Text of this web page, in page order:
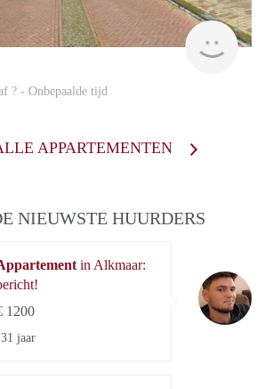
? - Onbepaalde tijd
APPARTEMENTEN
NIEUWSTE HUURDERS
in Alkmaar:
1200
31 jaar